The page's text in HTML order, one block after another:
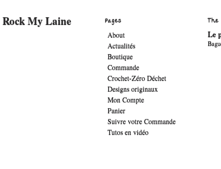
Rock My Laine Pages
About
Actualités
Boutique
Commande
Crochet-Zéro Déchet
Designs originaux
Mon Compte
Panier
Suivre votre Commande
Tutos en vidéo
Le